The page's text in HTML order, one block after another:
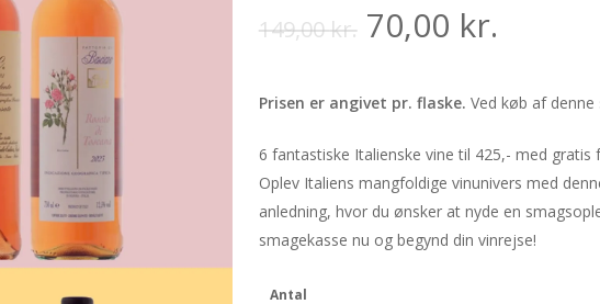
149,00kr. Original
price
was:
149,00 kr..
70,00 kr.
is:
70,00
Prisen er angivet pr. flaske. Ved køb af
6 fantastiske Italienske vine til 425,- med
Oplev Italiens mangfoldige vinunivers med
anledning, hvor du ønsker at nyde en
smagekasse nu og begynd din vinrejse!
Antal